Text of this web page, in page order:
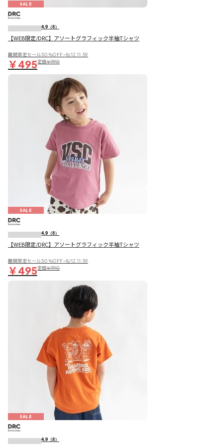
SALE
4.9 （8）
【WEB限定/DRC】アソートグラフィック半袖Tシャツ
期間限定セール50％OFF~8/12 11:59
￥495定価￥990
SALE
4.9 （8）
【WEB限定/DRC】アソートグラフィック半袖Tシャツ
期間限定セール50％OFF~8/12 11:59
￥495定価￥990
SALE
4.9 （8）